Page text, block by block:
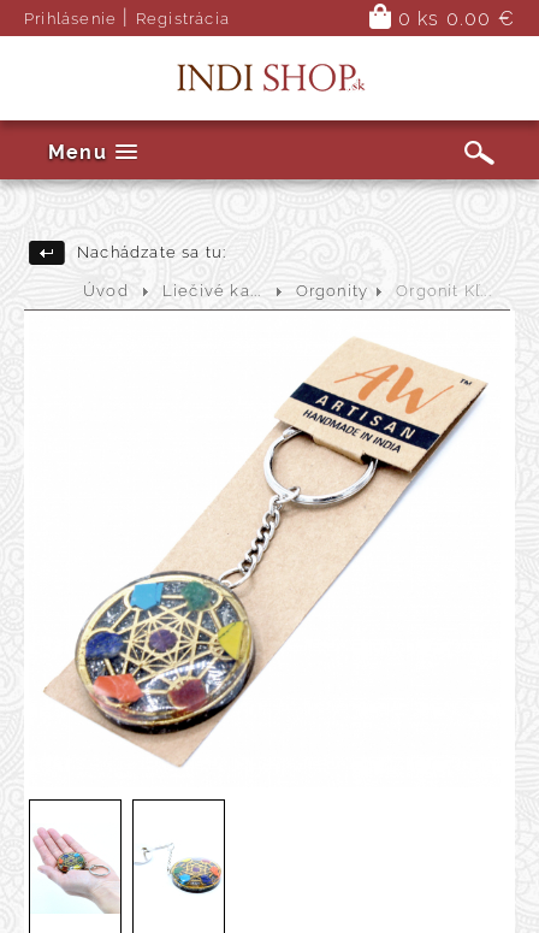
Prihlásenie Registrácia 0 ks 0.00 €
Menu
Nachádzate sa tu:
Úvod Liečivé ka... Orgonity Orgonit Kľ...